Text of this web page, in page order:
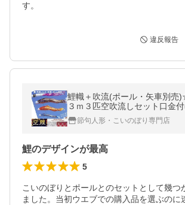
す。
違反報告
鯉幟＋吹流(ポール・矢車別売
３ｍ３匹空吹流しセット口金付
織撥水ポリエステル)☆ポール
ておりません
節句人形・こいのぼり専門店
鯉のデザインが最高
5
こいのぼりとポールとのセットとして幾つ
ました。当初ウエブでの購入品を選ぶのに